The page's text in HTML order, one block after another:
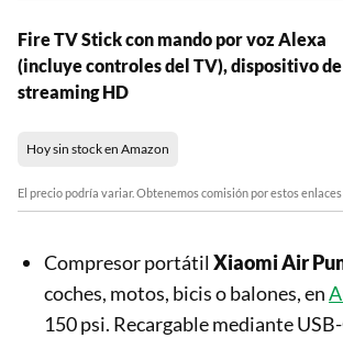
Fire TV Stick con mando por voz Alexa
(incluye controles del TV), dispositivo de
streaming HD
Hoy sin stock en Amazon
El precio podría variar. Obtenemos comisión por estos enlaces
Compresor portátil Xiaomi Air
coches, motos, bicis o balones, en
150 psi. Recargable mediante